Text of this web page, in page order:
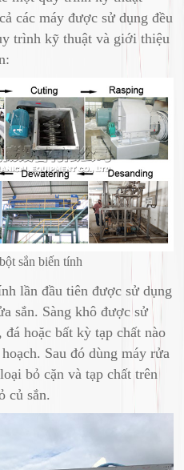
các máy được sử dụng đều
trình kỹ thuật và giới thiệu
sắn biến tính
lần đầu tiên được sử dụng
sắn. Sàng khô được sử
hoặc bất kỳ tạp chất nào
Sau đó dùng máy rửa
bỏ cặn và tạp chất trên
củ sắn.